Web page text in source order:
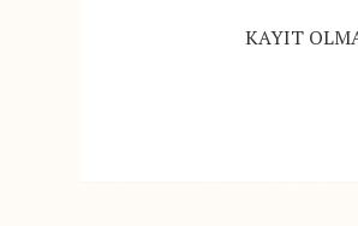
KAYIT